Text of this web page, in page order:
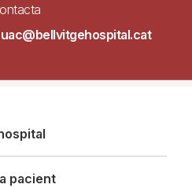
uac@bellvitgehospital.cat
pacient